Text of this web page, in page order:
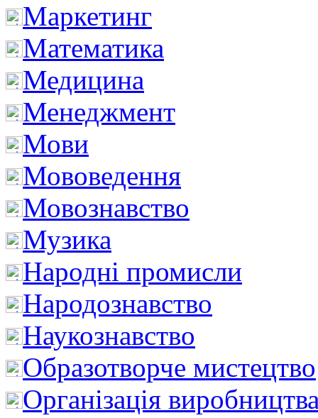
Маркетинг
Математика
Медицина
Менеджмент
Мови
Мововедення
Мовознавство
Музика
Народні промисли
Народознавство
Наукознавство
Образотворче мистецтво
Організація